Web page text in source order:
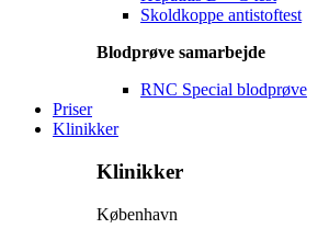
Skoldkoppe antistoftest
Blodprøve samarbejde
RNC Special blodprøve
Priser
Klinikker
Klinikker
København